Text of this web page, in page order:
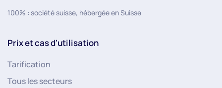
100% : société suisse, hébergée en Suisse
Prix et cas d'utilisation
Tarification
Tous les secteurs